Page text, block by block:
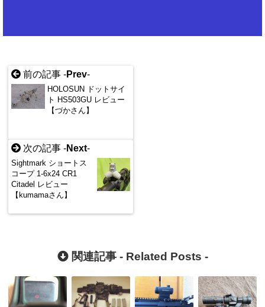
前の記事 -Prev-
HOLOSUN ドットサイ
ト HS503GU レビュー
【づかさん】
次の記事 -Next-
Sightmark ショートス
コープ 1-6x24 CR1
Citadel レビュー
【kumamaさん】
関連記事 - Related Posts -